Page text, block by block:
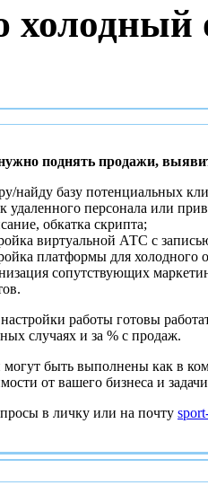
поднять продажи,
найду базу потенциальных
удаленного персонала или
обкатка скрипта;
виртуальной АТС с
платформы для холодного
сопутствующих
работы готовы
случаях и за % с продаж.
могут быть выполнены как в
от вашего бизнеса и
в личку или на почту